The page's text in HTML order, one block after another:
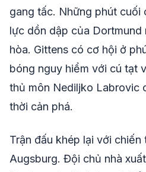
gang tấc. Những phút cuối
lực dồn dập của Dortmund
hòa. Gittens có cơ hội ở
bóng nguy hiểm với cú tạt
thủ môn Nediljko Labrovic
thời cản phá.
Trận đấu khép lại với chiến
Augsburg. Đội chủ nhà